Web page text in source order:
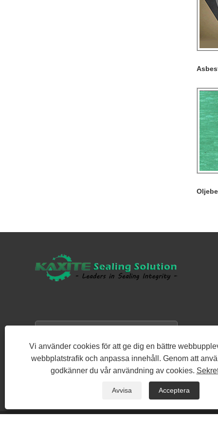
Vi använder cookies för att ge dig en bättre
webbplatstrafik och anpassa innehåll. Genom att
godkänner du vår användning av cookies.
Avvisa Acceptera